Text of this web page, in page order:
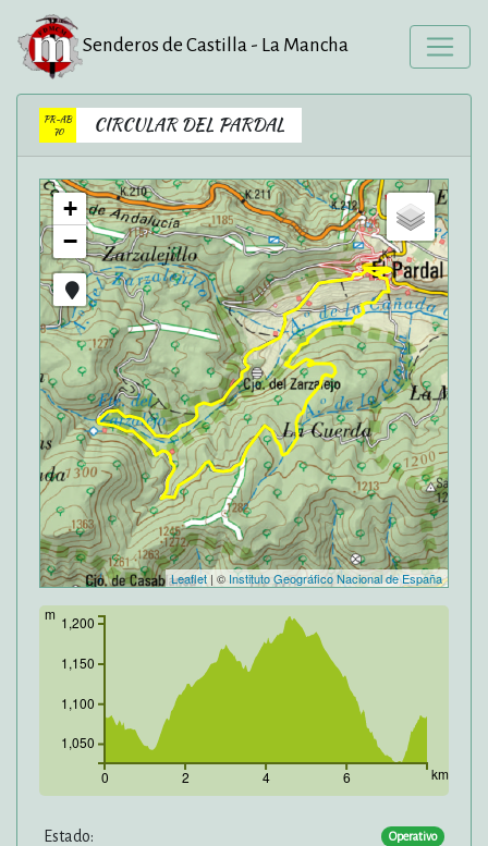
Senderos de Castilla - La Mancha
PR-AB
70
CIRCULAR DEL PARDAL
+
−
Leaflet | © Instituto Geográfico Nacional de España
0 2 4 6 km
1,050
1,100
1,150
1,200
m
Estado: Operativo